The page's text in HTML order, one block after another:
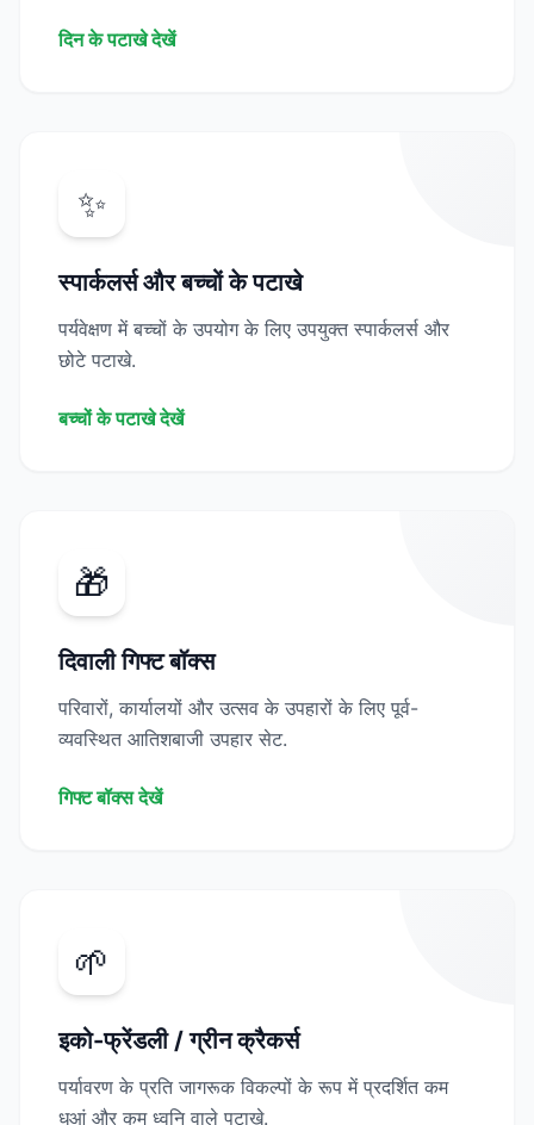
दिन के पटाखे देखें
✨
स्पार्कलर्स और बच्चों के पटाखे
पर्यवेक्षण में बच्चों के उपयोग के लिए उपयुक्त स्पार्कलर्स और
छोटे पटाखे.
बच्चों के पटाखे देखें
🎁
दिवाली गिफ्ट बॉक्स
परिवारों, कार्यालयों और उत्सव के उपहारों के लिए पूर्व-
व्यवस्थित आतिशबाजी उपहार सेट.
गिफ्ट बॉक्स देखें
🌱
इको-फ्रेंडली / ग्रीन क्रैकर्स
पर्यावरण के प्रति जागरूक विकल्पों के रूप में प्रदर्शित कम
धुआं और कम ध्वनि वाले पटाखे.